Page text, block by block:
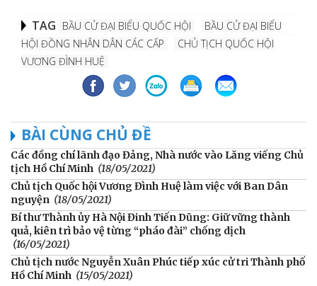
TAG BẦU CỬ ĐẠI BIỂU QUỐC HỘI
BẦU CỬ ĐẠI BIỂU
HỘI ĐỒNG NHÂN DÂN CÁC CẤP
CHỦ TỊCH QUỐC HỘI
VƯƠNG ĐÌNH HUỆ
BÀI CÙNG CHỦ ĐỀ
Các đồng chí lãnh đạo Đảng, Nhà nước vào Lăng viếng Chủ
tịch Hồ Chí Minh (18/05/2021)
Chủ tịch Quốc hội Vương Đình Huệ làm việc với Ban Dân
nguyện (18/05/2021)
Bí thư Thành ủy Hà Nội Đinh Tiến Dũng: Giữ vững thành
quả, kiên trì bảo vệ từng “pháo đài” chống dịch
(16/05/2021)
Chủ tịch nước Nguyễn Xuân Phúc tiếp xúc cử tri Thành phố
Hồ Chí Minh (15/05/2021)